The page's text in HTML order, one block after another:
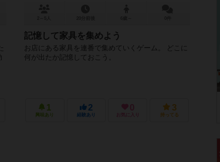
記憶して家具を集めよう
お店にある家具を連番で集めていくゲーム。 どこに
何が出たか記憶しておこう。
1
興味あり
2
経験あり
0
お気に入り
3
持ってる